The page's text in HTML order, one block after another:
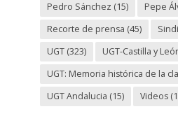
Pedro Sánchez (15) Pepe
Recorte de prensa (45)
UGT(323) UGT-Castilla y
UGT: Memoria histórica de la
UGT Andalucia (15) Videos